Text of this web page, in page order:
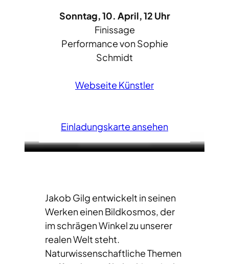
Sonntag, 10. April, 12 Uhr
Finissage
Performance von Sophie
Schmidt
Webseite Künstler
Einladungskarte ansehen
Jakob Gilg entwickelt in seinen
Werken einen Bildkosmos, der
im schrägen Winkel zu unserer
realen Welt steht.
Naturwissenschaftliche Themen